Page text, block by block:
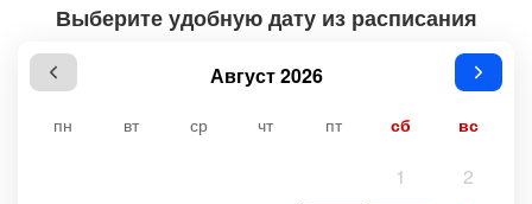
Выберите удобную дату из расписания
Август 2026
пн вт ср чт пт сб вс
1
2